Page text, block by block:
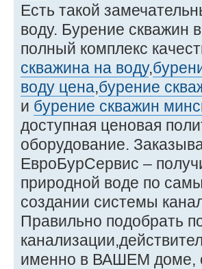
Есть такой
воду. Бурение скважин
полный комплекс
скважина на воду,
воду цена,бурение
и бурение скважин
доступная ценовая
оборудование.
ЕвроБурСервис –
природной воде по
создании системы
Правильно подобрать
именно в ВАШЕМ доме,